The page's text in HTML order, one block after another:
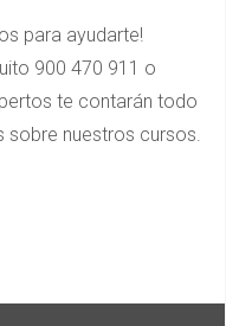
para ayudarte!
900 470 911 o
te contarán todo
sobre nuestros cursos.